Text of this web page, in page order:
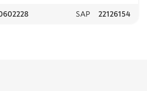
SAP 22126154